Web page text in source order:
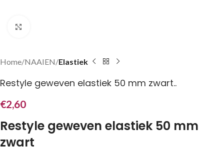
Home NAAIEN Elastiek
Restyle geweven elastiek 50 mm zwart..
€2,60
Restyle geweven elastiek 50 mm
zwart